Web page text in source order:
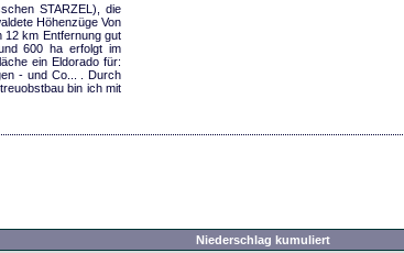
STARZEL), die
Höhenzüge Von
12 km Entfernung gut
600 ha erfolgt im
ein Eldorado für:
- und Co... . Durch
bin ich mit
Niederschlag kumuliert